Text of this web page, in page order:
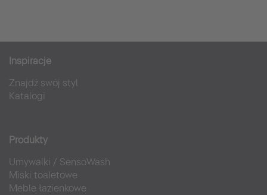
Inspiracje
Znajdź swój styl
Katalogi
Produkty
Umywalki / SensoWash
Miski toaletowe
Meble łazienkowe